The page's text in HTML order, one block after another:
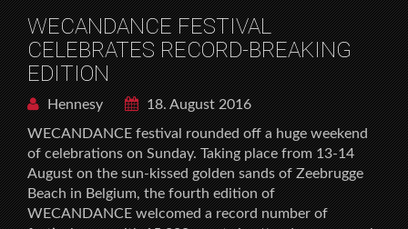
WECANDANCE FESTIVAL
CELEBRATES RECORD-BREAKING
EDITION
Hennesy
18. August 2016
WECANDANCE festival rounded off a huge weekend
of celebrations on Sunday. Taking place from 13-14
August on the sun-kissed golden sands of Zeebrugge
Beach in Belgium, the fourth edition of
WECANDANCE welcomed a record number of